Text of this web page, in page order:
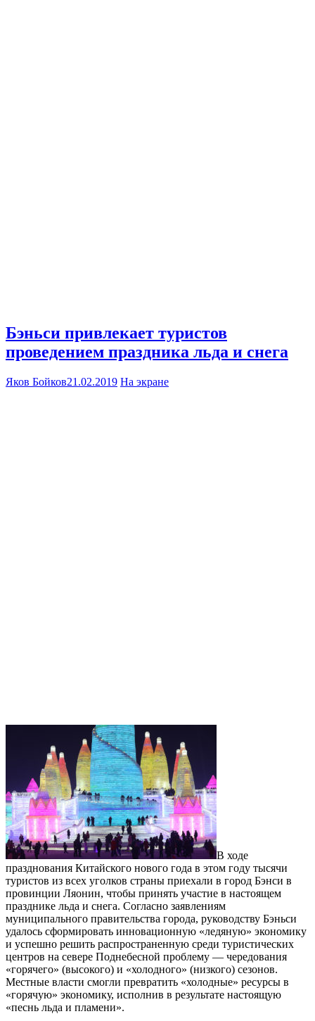
Бэньси привлекает туристов
проведением праздника льда и снега
Яков Бойков21.02.2019 На экране
В ходе
празднования Китайского нового года в этом году тысячи
туристов из всех уголков страны приехали в город Бэнси в
провинции Ляонин, чтобы принять участие в настоящем
празднике льда и снега. Согласно заявлениям
муниципального правительства города, руководству Бэньси
удалось сформировать инновационную «ледяную» экономику
и успешно решить распространенную среди туристических
центров на севере Поднебесной проблему — чередования
«горячего» (высокого) и «холодного» (низкого) сезонов.
Местные власти смогли превратить «холодные» ресурсы в
«горячую» экономику, исполнив в результате настоящую
«песнь льда и пламени».